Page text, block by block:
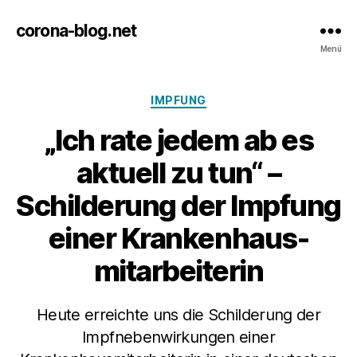
corona-blog.net
Menü
Kategorien
IMPFUNG
„Ich rate jedem ab es
aktuell zu tun“ –
Schilderung der Impfung
einer Krankenhaus-
mitarbeiterin
Heute erreichte uns die Schilderung der
Impfnebenwirkungen einer